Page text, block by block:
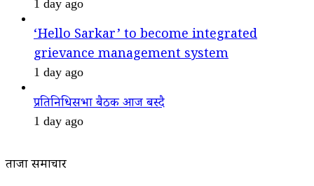
1 day ago
‘Hello Sarkar’ to become integrated
grievance management system
1 day ago
प्रतिनिधिसभा बैठक आज बस्दै
1 day ago
ताजा समाचार